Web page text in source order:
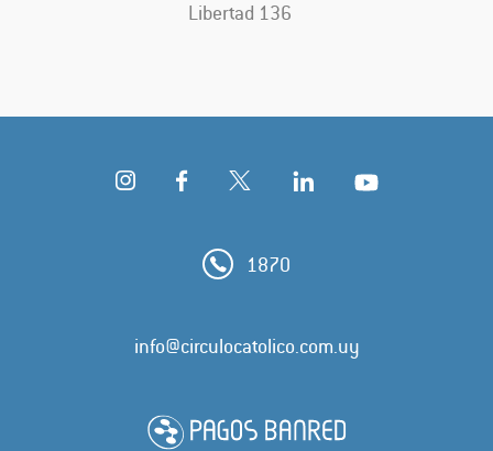
Libertad 136
1870
info@circulocatolico.com.uy